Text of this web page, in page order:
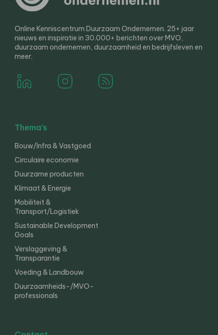
Online Kenniscentrum Duurzaam Ondernemen. 25+ jaar
nieuws en inspiratie in 30.000+ berichten over MVO,
duurzaam ondernemen, duurzaamheid en bedrijfsleven en
meer.
Thema’s
Bouw/Infra & Vastgoed
Circulaire economie
Duurzame producten
Klimaat & Energie
Mobiliteit &
Transport/Logistiek
Sustainable Development
Goals
Verslaggeving &
Transparantie
Voeding & Landbouw
Duurzaamheids-/MVO-
professionals